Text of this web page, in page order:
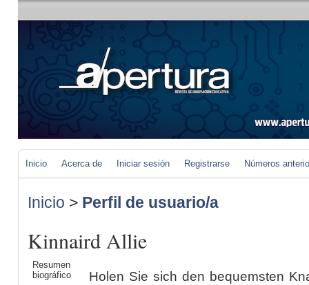
Inicio Acerca de Iniciar sesión Registrarse Números
Inicio > Perfil de usuario/a
Kinnaird Allie
Resumen
biográfico
Holen Sie sich den bequemsten